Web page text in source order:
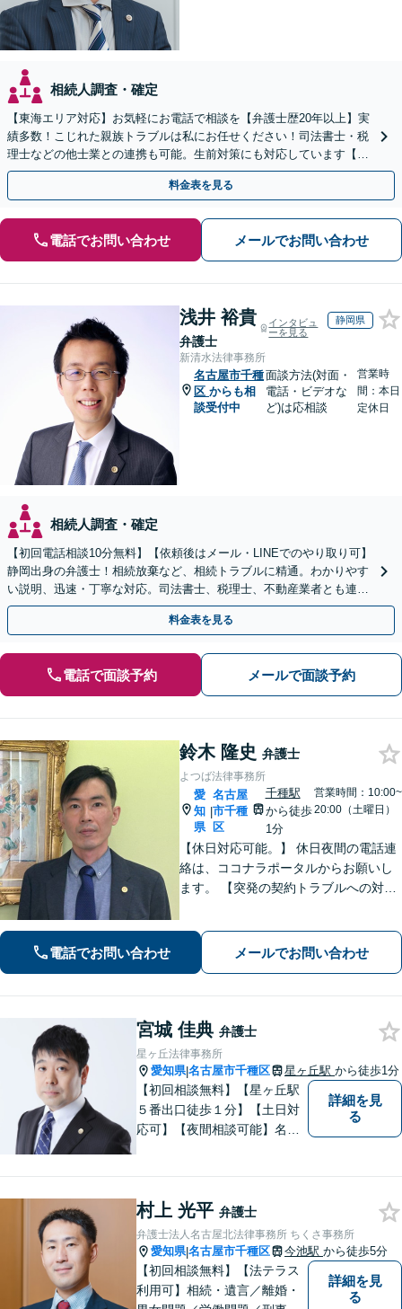
相続人調査・確定
【東海エリア対応】お気軽にお電話で相談を【弁護士歴20年以上】実
績多数！こじれた親族トラブルは私にお任せください！司法書士・税
理士などの他士業との連携も可能。生前対策にも対応しています【夜
間・休日面談可】【完全個室・秘密厳守】
料金表を見る
電話でお問い合わせ メールでお問い合わせ
浅井 裕貴
弁護士
インタビュ
ーを見る
静岡県
新清水法律事務所
名古屋市千種
区 からも相
談受付中
面談方法(対面・
電話・ビデオな
ど)は応相談
営業時
間：本日
定休日
相続人調査・確定
【初回電話相談10分無料】【依頼後はメール・LINEでのやり取り可】
静岡出身の弁護士！相続放棄など、相続トラブルに精通。わかりやす
い説明、迅速・丁寧な対応。司法書士、税理士、不動産業者とも連携
し、遺産相続をトータルサポート【完全個室相談】
料金表を見る
電話で面談予約 メールで面談予約
鈴木 隆史 弁護士
よつば法律事務所
愛
知
県
|
名古屋
市千種
区
千種駅
から徒歩
1分
営業時間：10:00~
20:00（土曜日）
【休日対応可能。】 休日夜間の電話連
絡は、ココナラポータルからお願いし
ます。 【突発の契約トラブルへの対応
籍」トラブル等に対し状況に応じて適
切に問題解決を図ります。
電話でお問い合わせ メールでお問い合わせ
宮城 佳典 弁護士
星ヶ丘法律事務所
愛知県|名古屋市千種区 星ヶ丘駅 から徒歩1分
【初回相談無料】【星ヶ丘駅
５番出口徒歩１分】【土日対
応可】【夜間相談可能】名古
詳細を見
る
村上 光平 弁護士
弁護士法人名古屋北法律事務所 ちくさ事務所
愛知県|名古屋市千種区 今池駅 から徒歩5分
【初回相談無料】【法テラス
利用可】相続・遺言／離婚・
詳細を見
る